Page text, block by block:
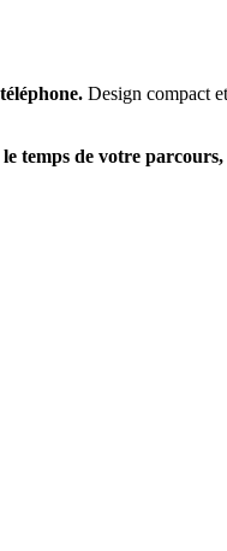
Design compact
temps de votre